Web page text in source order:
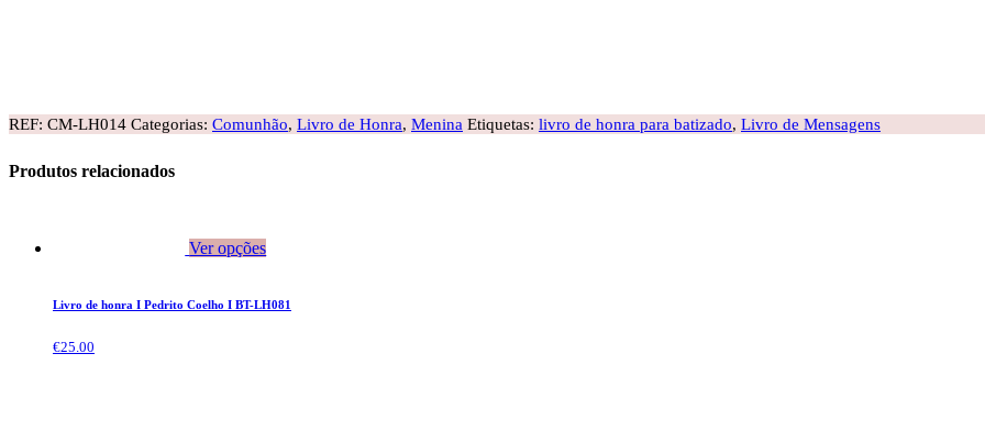
REF: CM-LH014 Categorias: Comunhão, Livro de Honra, Menina Etiquetas: livro de honra para batizado, Livro de Mensagens
Produtos relacionados
Ver opções
Livro de honra I Pedrito Coelho I BT-LH081
€25.00